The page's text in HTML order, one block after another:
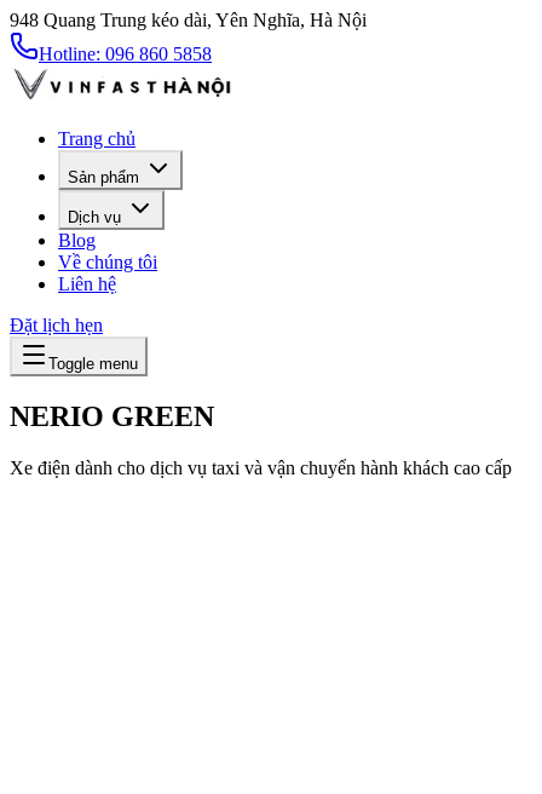
948 Quang Trung kéo dài, Yên Nghĩa, Hà Nội
Hotline: 096 860 5858
Trang chủ
Sản phẩm
Dịch vụ
Blog
Về chúng tôi
Liên hệ
Đặt lịch hẹn
Toggle menu
NERIO GREEN
Xe điện dành cho dịch vụ taxi và vận chuyển hành khách cao cấp